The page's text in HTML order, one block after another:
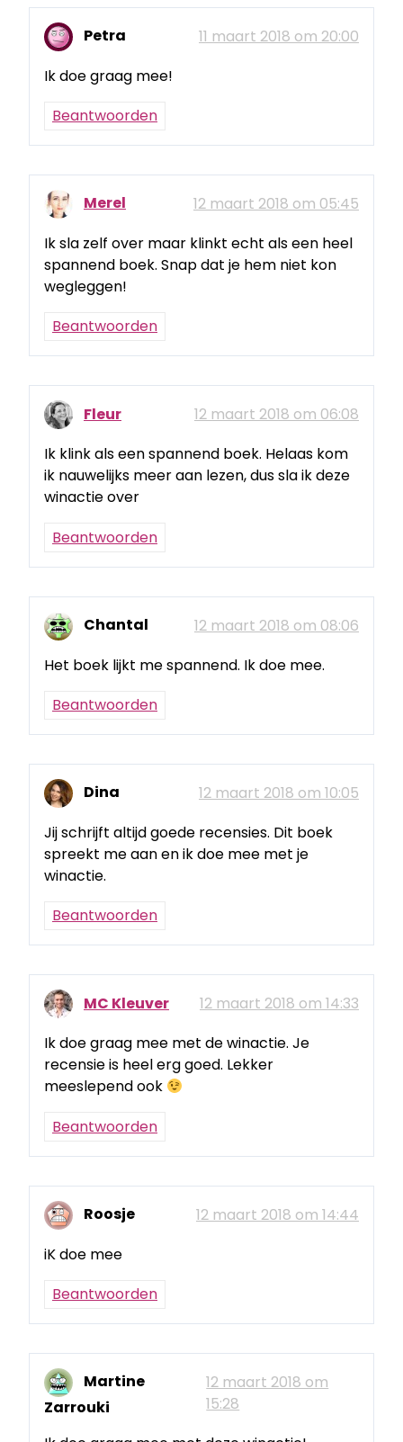
Petra
11 maart 2018 om 20:00
Ik doe graag mee!
Beantwoorden
Merel
12 maart 2018 om 05:45
Ik sla zelf over maar klinkt echt als een heel
spannend boek. Snap dat je hem niet kon
wegleggen!
Beantwoorden
Fleur
12 maart 2018 om 06:08
Ik klink als een spannend boek. Helaas kom
ik nauwelijks meer aan lezen, dus sla ik deze
winactie over
Beantwoorden
Chantal
12 maart 2018 om 08:06
Het boek lijkt me spannend. Ik doe mee.
Beantwoorden
Dina
12 maart 2018 om 10:05
Jij schrijft altijd goede recensies. Dit boek
spreekt me aan en ik doe mee met je
winactie.
Beantwoorden
MC Kleuver
12 maart 2018 om 14:33
Ik doe graag mee met de winactie. Je
recensie is heel erg goed. Lekker
meeslepend ook
Beantwoorden
Roosje
12 maart 2018 om 14:44
iK doe mee
Beantwoorden
Martine
Zarrouki
12 maart 2018 om
15:28